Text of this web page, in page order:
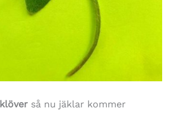
så nu jäklar kommer